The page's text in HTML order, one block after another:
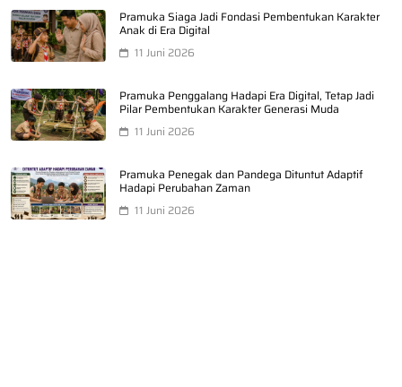
Pramuka Siaga Jadi Fondasi Pembentukan Karakter
Anak di Era Digital
11 Juni 2026
Pramuka Penggalang Hadapi Era Digital, Tetap Jadi
Pilar Pembentukan Karakter Generasi Muda
11 Juni 2026
Pramuka Penegak dan Pandega Dituntut Adaptif
Hadapi Perubahan Zaman
11 Juni 2026